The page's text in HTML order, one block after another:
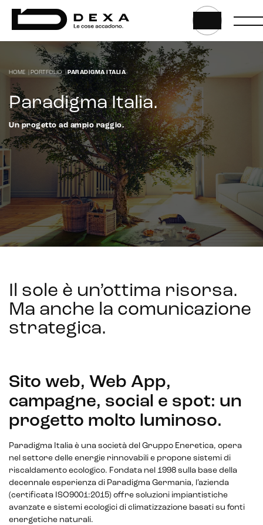
Intelligenza Artificiale e AR VR -
Metaverso
Blockchain
Intelligenza artificiale
Chatbot e assistenti virtuali
Realtà Aumentata
Realtà Virtuale
Metaverso
HOME PORTFOLIO |PARADIGMA ITALIA
Paradigma Italia.
Un progetto ad ampio raggio.
Il sole è un’ottima risorsa.
Ma anche la comunicazione
strategica.
Sito web, Web App,
campagne, social e spot: un
progetto molto luminoso.
Paradigma Italia è una società del Gruppo Eneretica, opera
nel settore delle energie rinnovabili e propone sistemi di
riscaldamento ecologico. Fondata nel 1998 sulla base della
decennale esperienza di Paradigma Germania, l’azienda
(certificata ISO9001:2015) offre soluzioni impiantistiche
avanzate e sistemi ecologici di climatizzazione basati su fonti
energetiche naturali.